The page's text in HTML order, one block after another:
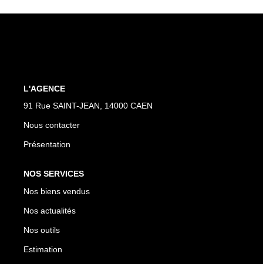
L'AGENCE
91 Rue SAINT-JEAN, 14000 CAEN
Nous contacter
Présentation
NOS SERVICES
Nos biens vendus
Nos actualités
Nos outils
Estimation